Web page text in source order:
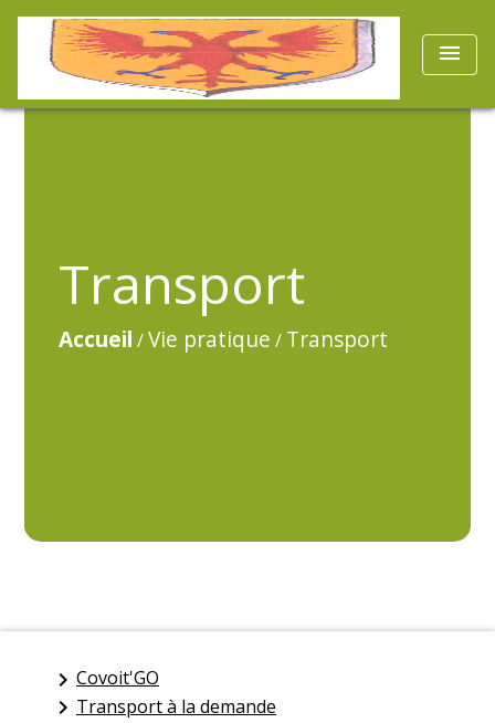
menu
Transport
Accueil /Vie pratique / Transport
keyboard_arrow_right Covoit'GO
keyboard_arrow_right Transport à la demande